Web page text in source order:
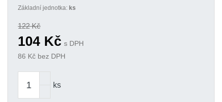
Základní jednotka: ks
122Kč
104 Kč s DPH
86 Kč bez DPH
ks